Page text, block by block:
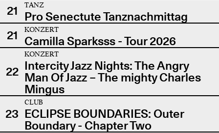
21
TANZ
Pro Senectute Tanznachmittag
21
KONZERT
Camilla Sparksss - Tour 2026
22
KONZERT
Intercity Jazz Nights: The Angry
Man Of Jazz – The mighty Charles
Mingus
23
CLUB
ECLIPSE BOUNDARIES: Outer
Boundary - Chapter Two